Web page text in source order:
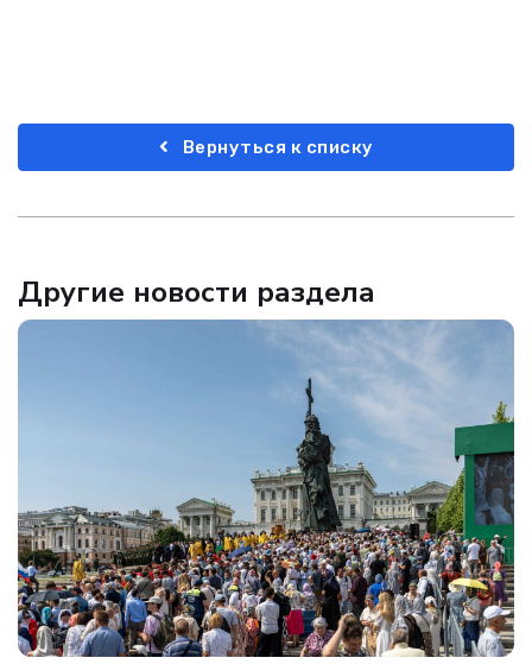
Вернуться к списку
Другие новости раздела